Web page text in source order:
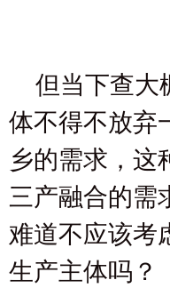
但当下查大
体不得不放弃
乡的需求，
三产融合的需
难道不应该考
生产主体吗？